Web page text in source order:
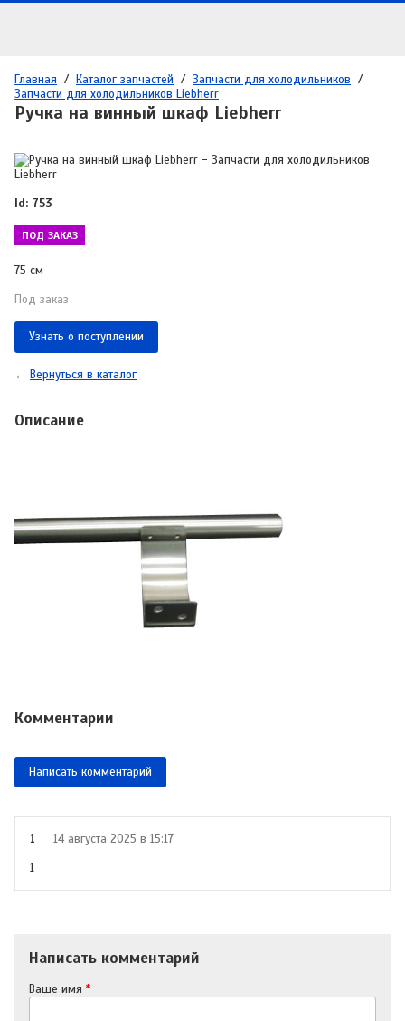
Главная / Каталог запчастей / Запчасти для холодильников /
Запчасти для холодильников Liebherr
Ручка на винный шкаф Liebherr
Id: 753
ПОД ЗАКАЗ
75 см
Под заказ
Узнать о поступлении
← Вернуться в каталог
Описание
Комментарии
Написать комментарий
1
14 августа 2025 в 15:17
1
Написать комментарий
Ваше имя *